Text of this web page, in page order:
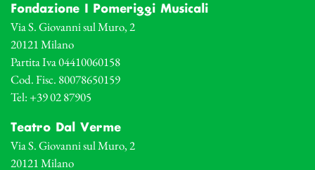
Fondazione I Pomeriggi Musicali
Via S. Giovanni sul Muro, 2
20121 Milano
Partita Iva 04410060158
Cod. Fisc. 80078650159
Tel: +39 02 87905
Teatro Dal Verme
Via S. Giovanni sul Muro, 2
20121 Milano